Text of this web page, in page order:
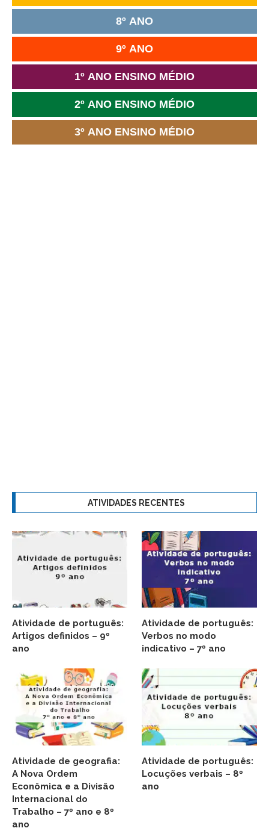
8º ANO
9º ANO
1º ANO ENSINO MÉDIO
2º ANO ENSINO MÉDIO
3º ANO ENSINO MÉDIO
ATIVIDADES RECENTES
Atividade de português:
Artigos definidos – 9º
ano
Atividade de português:
Verbos no modo
indicativo – 7º ano
Atividade de geografia:
A Nova Ordem
Econômica e a Divisão
Internacional do
Trabalho – 7º ano e 8º
ano
Atividade de português:
Locuções verbais – 8º
ano